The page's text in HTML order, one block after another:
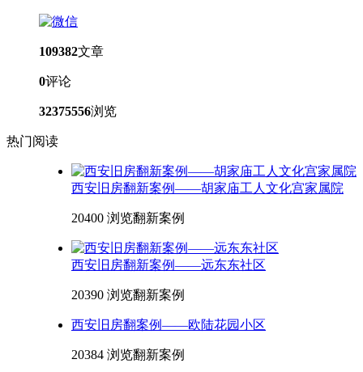
109382文章
0评论
32375556浏览
热门阅读
西安旧房翻新案例——胡家庙工人文化宫家属院
20400 浏览翻新案例
西安旧房翻新案例——远东东社区
20390 浏览翻新案例
西安旧房翻案例——欧陆花园小区
20384 浏览翻新案例